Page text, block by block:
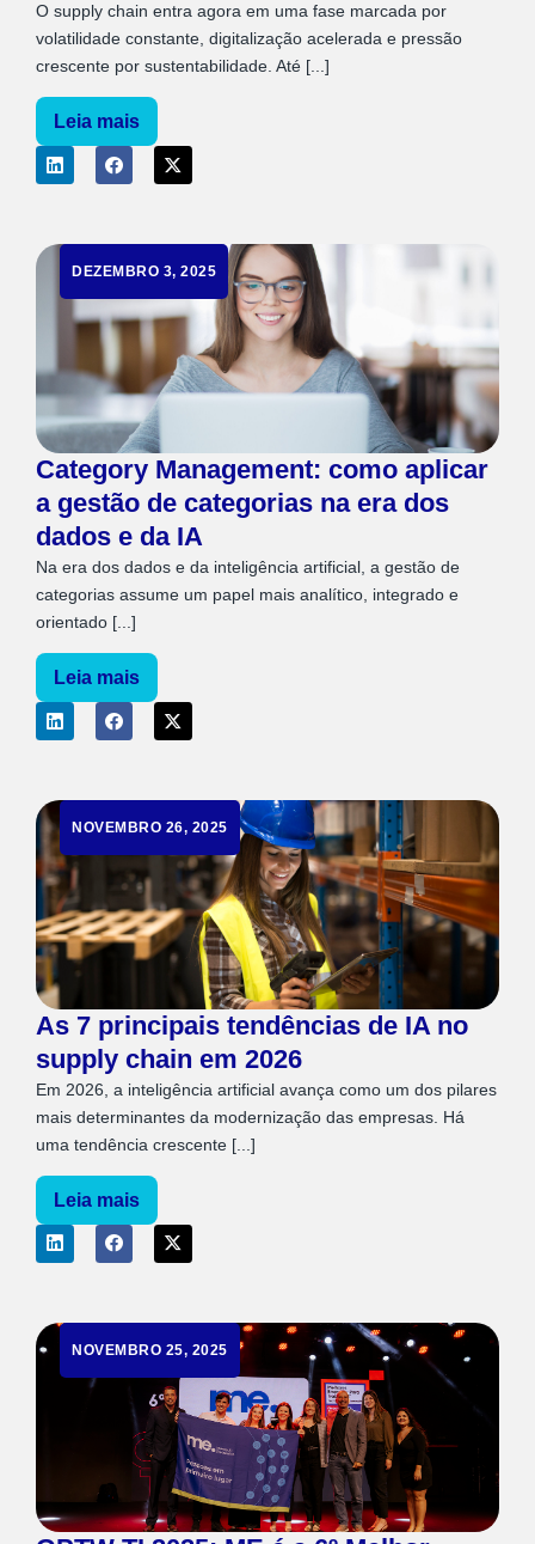
O supply chain entra agora em uma fase marcada por
volatilidade constante, digitalização acelerada e pressão
crescente por sustentabilidade. Até [...]
Leia mais
DEZEMBRO 3, 2025
Category Management: como aplicar
a gestão de categorias na era dos
dados e da IA
Na era dos dados e da inteligência artificial, a gestão de
categorias assume um papel mais analítico, integrado e
orientado [...]
Leia mais
NOVEMBRO 26, 2025
As 7 principais tendências de IA no
supply chain em 2026
Em 2026, a inteligência artificial avança como um dos pilares
mais determinantes da modernização das empresas. Há
uma tendência crescente [...]
Leia mais
NOVEMBRO 25, 2025